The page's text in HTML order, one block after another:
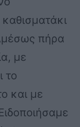
πήρα
με
το
και με